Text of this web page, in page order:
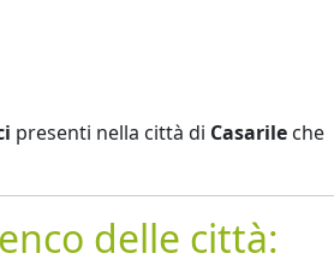
presenti nella città di Casarile che
delle città: